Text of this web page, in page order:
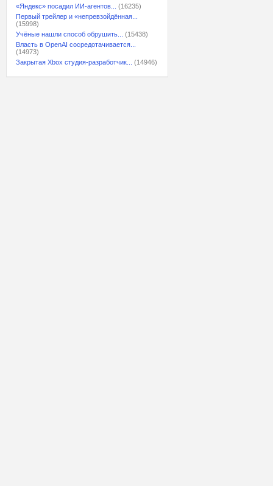
«Яндекс» посадил ИИ-агентов...
(16235)
Первый трейлер и «непревзойдённая...
(15998)
Учёные нашли способ обрушить...
(15438)
Власть в OpenAI сосредотачивается...
(14973)
Закрытая Xbox студия-разработчик...
(14946)